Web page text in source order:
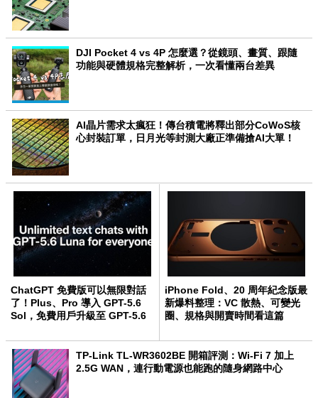
DJI Pocket 4 vs 4P 怎麼選？從鏡頭、畫質、跟隨
功能與硬體規格完整解析，一次看懂兩台差異
AI晶片需求太瘋狂！傳台積電將釋出部分CoWoS核
心封裝訂單，日月光等封測大廠正準備搶AI大單！
ChatGPT 免費版可以無限對話
了！Plus、Pro 導入 GPT-5.6
Sol，免費用戶升級至 GPT-5.6
iPhone Fold、20 周年紀念版最
新爆料整理：VC 散熱、可變光
圈、規格與開賣時間看這篇
TP-Link TL-WR3602BE 開箱評測：Wi-Fi 7 加上
2.5G WAN，連行動電源也能跑的隨身網路中心